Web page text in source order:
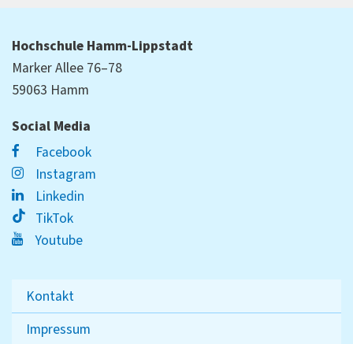
Hochschule Hamm-Lippstadt
Marker Allee 76–78
59063 Hamm
Social Media
Facebook
Instagram
Linkedin
TikTok
Youtube
Kontakt
Impressum